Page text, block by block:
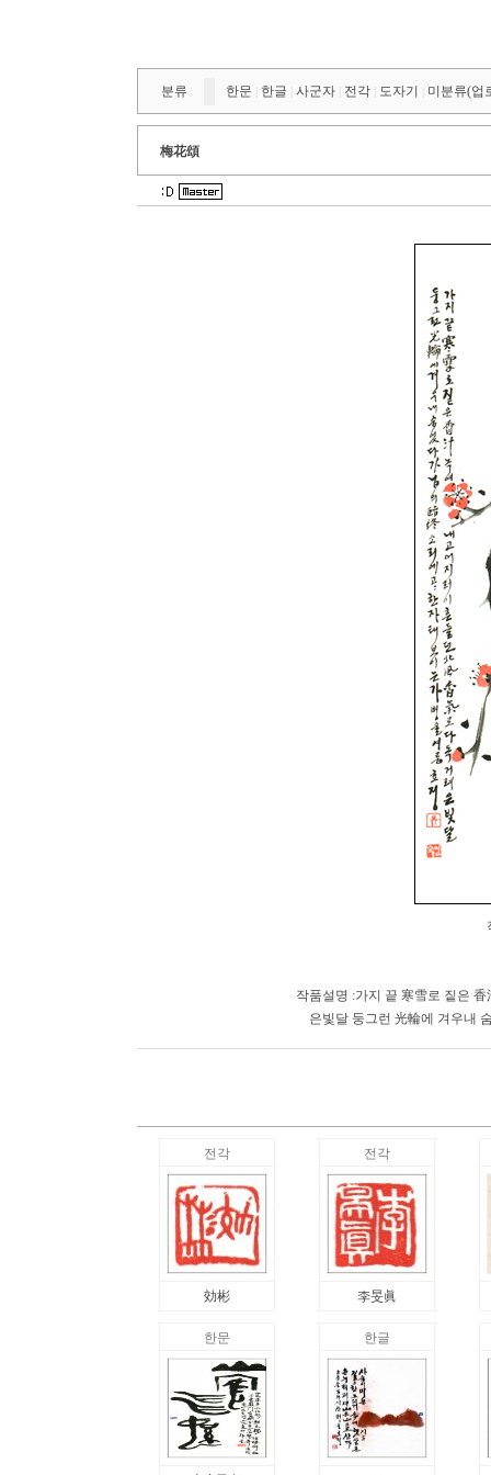
분류 한문 한글 사군자 전각 도자기 미분류(업
梅花頌
작품설명 :가지 끝 寒雪로 짙은
은빛달 둥그런 光輪에 겨우내
전각
効彬
전각
李旻眞
한문 한글